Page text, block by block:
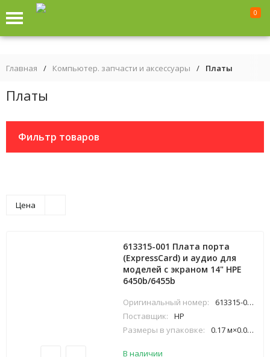
0
Главная / Компьютер. запчасти и аксессуары / Платы
Платы
Фильтр товаров
Цена
613315-001 Плата порта
(ExpressCard) и аудио для
моделей с экраном 14" HPE
6450b/6455b
Оригинальный номер:
613315-001
Поставщик:
HP
Размеры в упаковке:
0.17 м×0.04 м×0.21 м
В наличии